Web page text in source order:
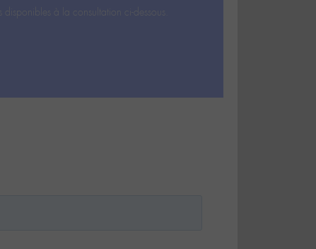
disponibles à la consultation ci-dessous.